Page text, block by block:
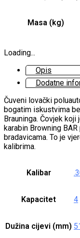
Masa (kg)
Loading...
Opis
Dodatne
Čuveni lovački
bogatim iskustvima
Brauninga. Čovjek
karabin Browning
bradavicama. To je
kalibrima.
Kalibar
Kapacitet 4
Dužina cijevi (mm)